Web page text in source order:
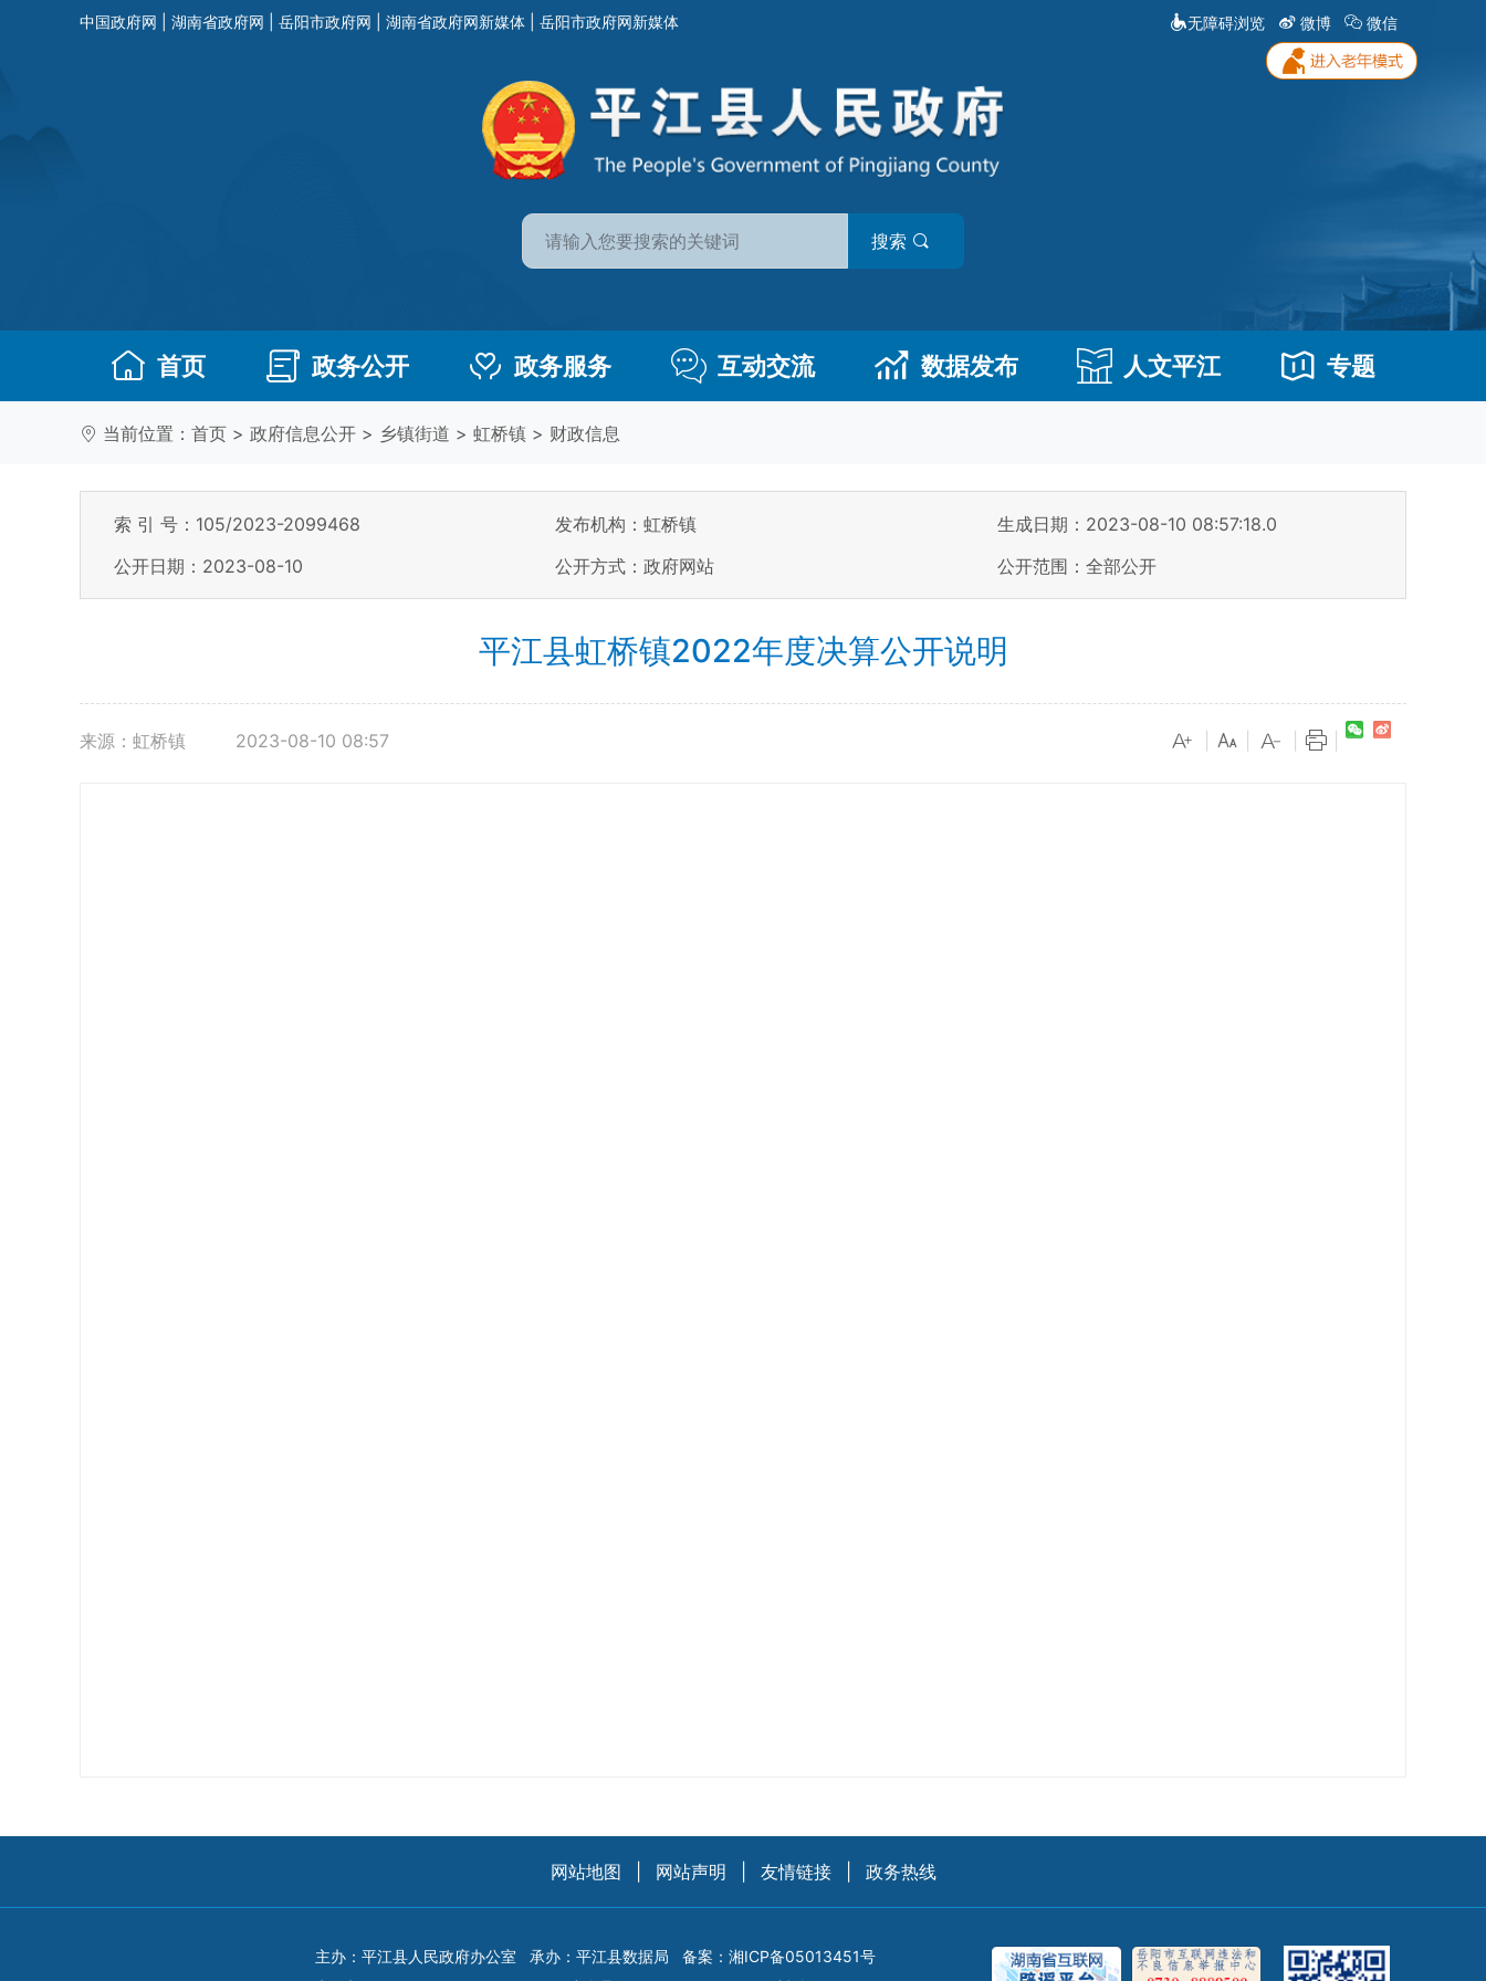
中国政府网 湖南省政府网 岳阳市政府网 湖南省政府网新媒体 岳阳市政府网新媒体 无障碍浏览 微博 微信
搜索
首页 政务公开 政务服务 互动交流 数据发布 人文平江 专题
当前位置： 首页 > 政府信息公开 > 乡镇街道 > 虹桥镇 > 财政信息
索 引 号：105/2023-2099468 发布机构：虹桥镇
生成日期：2023-08-10 08:57:18.0
公开日期：2023-08-10
公开方式：政府网站 公开范围：全部公开
平江县虹桥镇2022年度决算公开说明
来源：虹桥镇 2023-08-10 08:57
网站地图 网站声明 友情链接 政务热线
主办：平江县人民政府办公室 承办：平江县数据局 备案： 湘ICP备05013451号